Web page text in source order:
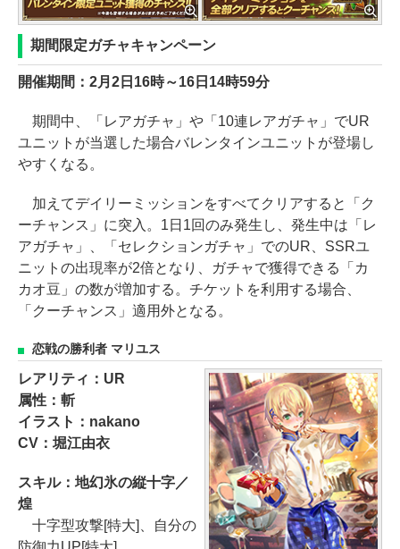
期間限定ガチャキャンペーン
開催期間：2月2日16時～16日14時59分
期間中、「レアガチャ」や「10連レアガチャ」でUR
ユニットが当選した場合バレンタインユニットが登場し
やすくなる。
加えてデイリーミッションをすべてクリアすると「ク
ーチャンス」に突入。1日1回のみ発生し、発生中は「レ
アガチャ」、「セレクションガチャ」でのUR、SSRユ
ニットの出現率が2倍となり、ガチャで獲得できる「カ
カオ豆」の数が増加する。チケットを利用する場合、
「クーチャンス」適用外となる。
恋戦の勝利者 マリユス
レアリティ：UR
属性：斬
イラスト：nakano
CV：堀江由衣
スキル：地幻氷の縦十字／
煌
十字型攻撃[特大]、自分の